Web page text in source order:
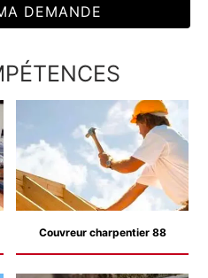
Couvreur charpentier 88